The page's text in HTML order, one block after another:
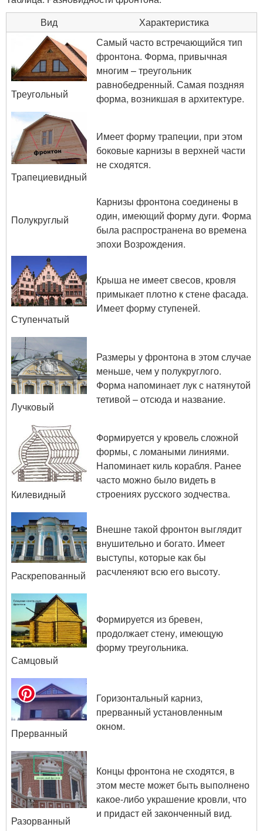
Вид
Характеристика
Треугольный
Самый часто встречающийся тип
фронтона. Форма, привычная
многим – треугольник
равнобедренный. Самая поздняя
форма, возникшая в архитектуре.
Трапециевидный
Имеет форму трапеции, при этом
боковые карнизы в верхней части
не сходятся.
Полукруглый
Карнизы фронтона соединены в
один, имеющий форму дуги. Форма
была распространена во времена
эпохи Возрождения.
Ступенчатый
Крыша не имеет свесов, кровля
примыкает плотно к стене фасада.
Имеет форму ступеней.
Лучковый
Размеры у фронтона в этом случае
меньше, чем у полукруглого.
Форма напоминает лук с натянутой
тетивой – отсюда и название.
Килевидный
Формируется у кровель сложной
формы, с ломаными линиями.
Напоминает киль корабля. Ранее
часто можно было видеть в
строениях русского зодчества.
Раскрепованный
Внешне такой фронтон выглядит
внушительно и богато. Имеет
выступы, которые как бы
расчленяют всю его высоту.
Самцовый
Формируется из бревен,
продолжает стену, имеющую
форму треугольника.
Прерванный
Горизонтальный карниз,
прерванный установленным
окном.
Разорванный
Концы фронтона не сходятся, в
этом месте может быть выполнено
какое-либо украшение кровли, что
и придаст ей законченный вид.